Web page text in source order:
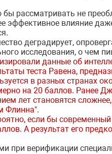
бы рассматривать не
эффективное влияние
деградирует,
исследования, о чем
данные об
теста Равена,
в разных странах
на 20 баллов. Ранее
лет становятся
Флинна".
если бы
А результат его
при верификации